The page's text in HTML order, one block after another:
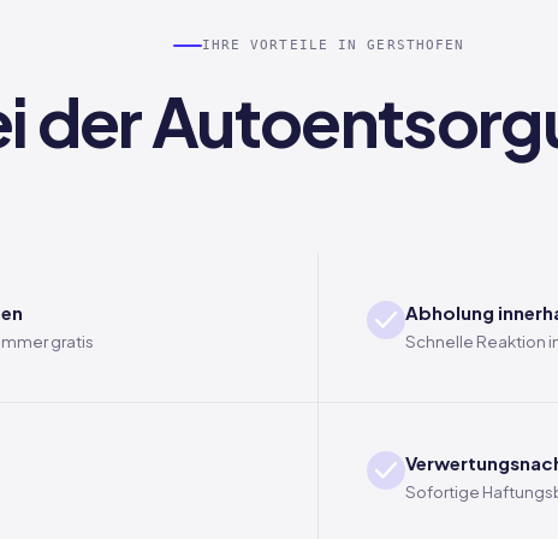
IHRE VORTEILE IN GERSTHOFEN
der
gratis
Abholung
Schnelle Reaktion
Sofortige